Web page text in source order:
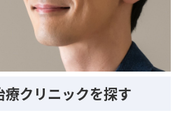
クリニックを探す